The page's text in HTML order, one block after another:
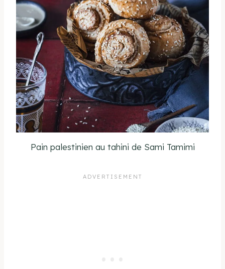
Pain palestinien au tahini de Sami Tamimi